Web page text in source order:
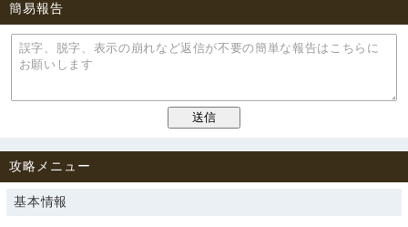
簡易報告
攻略メニュー
基本情報